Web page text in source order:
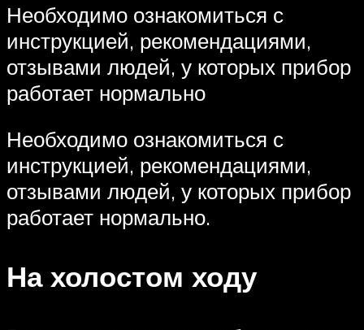
Необходимо ознакомиться с
инструкцией, рекомендациями,
отзывами людей, у которых прибор
работает нормально
Необходимо ознакомиться с
инструкцией, рекомендациями,
отзывами людей, у которых прибор
работает нормально.
На холостом ходу